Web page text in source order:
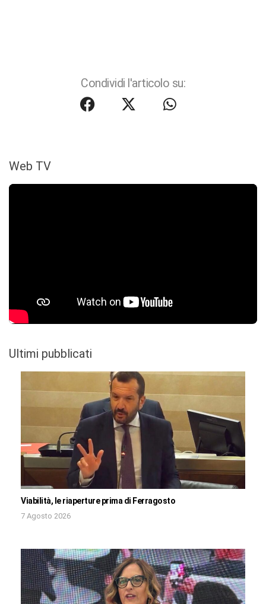
Condividi l'articolo su:
Web TV
Ultimi pubblicati
Viabilità, le riaperture prima di Ferragosto
7 Agosto 2026